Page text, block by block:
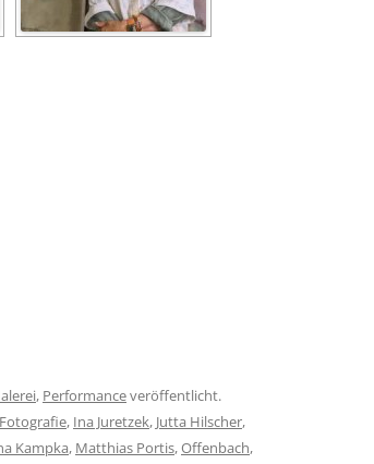
, Performanceveröffentlicht.
Fotografie, Ina Juretzek, Jutta Hilscher,
Kampka, Matthias Portis,Offenbach,